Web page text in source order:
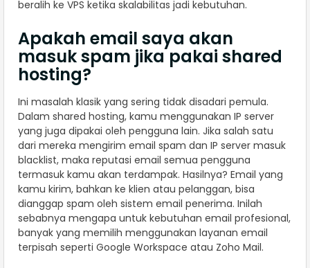
beralih ke VPS ketika skalabilitas jadi kebutuhan.
Apakah email saya akan
masuk spam jika pakai shared
hosting?
Ini masalah klasik yang sering tidak disadari pemula.
Dalam shared hosting, kamu menggunakan IP server
yang juga dipakai oleh pengguna lain. Jika salah satu
dari mereka mengirim email spam dan IP server masuk
blacklist, maka reputasi email semua pengguna
termasuk kamu akan terdampak. Hasilnya? Email yang
kamu kirim, bahkan ke klien atau pelanggan, bisa
dianggap spam oleh sistem email penerima. Inilah
sebabnya mengapa untuk kebutuhan email profesional,
banyak yang memilih menggunakan layanan email
terpisah seperti Google Workspace atau Zoho Mail.